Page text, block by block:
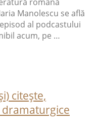
Manolescu se află
al podcastului
acum, pe …
citește,